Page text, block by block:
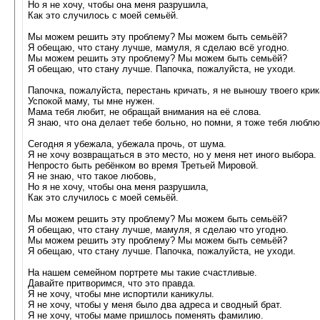
Но я не хочу, чтобы она меня разрушила,
Как это случилось с моей семьёй.
Мы можем решить эту проблему? Мы можем быть семьёй?
Я обещаю, что стану лучше, мамуля, я сделаю всё угодно.
Мы можем решить эту проблему? Мы можем быть семьёй?
Я обещаю, что стану лучше. Папочка, пожалуйста, не уходи.
Папочка, пожалуйста, перестань кричать, я не выношу твоего
Успокой маму, ты мне нужен.
Мама тебя любит, не обращай внимания на её слова.
Я знаю, что она делает тебе больно, но помни, я тоже тебя
Сегодня я убежала, убежала прочь, от шума.
Я не хочу возвращаться в это место, но у меня нет иного выбора.
Непросто быть ребёнком во время Третьей Мировой.
Я не знаю, что такое любовь,
Но я не хочу, чтобы она меня разрушила,
Как это случилось с моей семьёй.
Мы можем решить эту проблему? Мы можем быть семьёй?
Я обещаю, что стану лучше, мамуля, я сделаю что угодно.
Мы можем решить эту проблему? Мы можем быть семьёй?
Я обещаю, что стану лучше. Папочка, пожалуйста, не уходи.
На нашем семейном портрете мы такие счастливые.
Давайте притворимся, что это правда.
Я не хочу, чтобы мне испортили каникулы.
Я не хочу, чтобы у меня было два адреса и сводный брат.
Я не хочу, чтобы маме пришлось поменять фамилию.